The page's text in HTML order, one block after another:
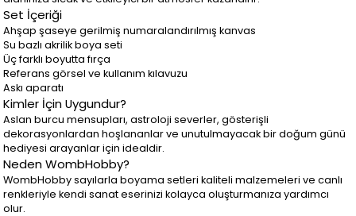
Set İçeriği
Ahşap şaseye gerilmiş numaralandırılmış kanvas
Su bazlı akrilik boya seti
Üç farklı boyutta fırça
Referans görsel ve kullanım kılavuzu
Askı aparatı
Kimler İçin Uygundur?
Aslan burcu mensupları, astroloji severler, gösterişli
dekorasyonlardan hoşlananlar ve unutulmayacak bir doğum günü
hediyesi arayanlar için idealdir.
Neden WombHobby?
WombHobby sayılarla boyama setleri kaliteli malzemeleri ve canlı
renkleriyle kendi sanat eserinizi kolayca oluşturmanıza yardımcı
olur.